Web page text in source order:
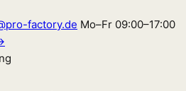
factory.de Mo–Fr 09:00–17:00